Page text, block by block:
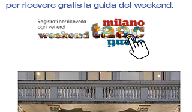
per ricevere gratis la guida del weekend.